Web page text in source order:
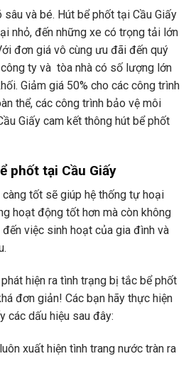
sâu và bé. Hút bể phốt tại Cầu Giấy
nhỏ, đến những xe có trọng tải lớn
đơn giá vô cùng ưu đãi đến quý
ty và tòa nhà có số lượng lớn
Giảm giá 50% cho các công trình
thể, các công trình bảo vệ môi
Giấy cam kết thông hút bể phốt
phốt tại Cầu Giấy
tốt sẽ giúp hệ thống tự hoại
hoạt động tốt hơn mà còn không
đến việc sinh hoạt của gia đình và
hiện ra tình trạng bị tắc bể phốt
đơn giản! Các bạn hãy thực hiện
các dấu hiệu sau đây:
xuất hiện tình trang nước tràn ra